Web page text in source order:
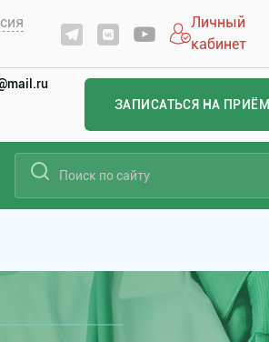
Личный
кабинет
ЗАПИСАТЬСЯ НА ПРИЁМ